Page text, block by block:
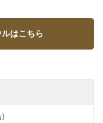
はこちら
）